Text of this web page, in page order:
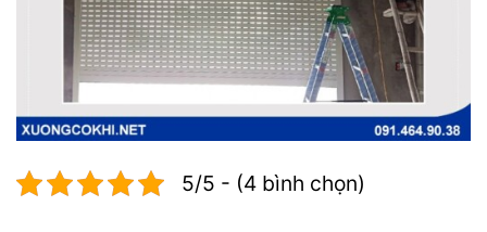
5/5 - (4 bình chọn)